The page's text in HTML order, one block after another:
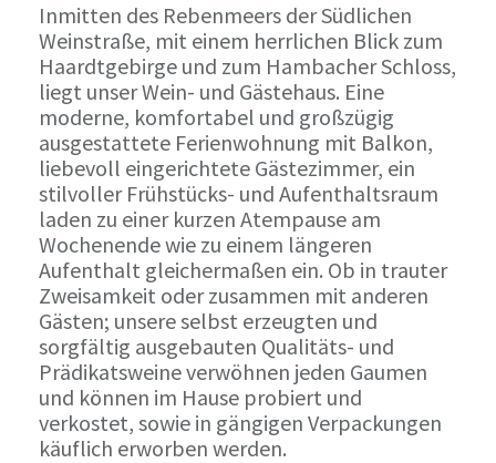
Inmitten des Rebenmeers der Südlichen
Weinstraße, mit einem herrlichen Blick zum
Haardtgebirge und zum Hambacher Schloss,
liegt unser Wein- und Gästehaus. Eine
moderne, komfortabel und großzügig
ausgestattete Ferienwohnung mit Balkon,
liebevoll eingerichtete Gästezimmer, ein
stilvoller Frühstücks- und Aufenthaltsraum
laden zu einer kurzen Atempause am
Wochenende wie zu einem längeren
Aufenthalt gleichermaßen ein. Ob in trauter
Zweisamkeit oder zusammen mit anderen
Gästen; unsere selbst erzeugten und
sorgfältig ausgebauten Qualitäts- und
Prädikatsweine verwöhnen jeden Gaumen
und können im Hause probiert und
verkostet, sowie in gängigen Verpackungen
käuflich erworben werden.